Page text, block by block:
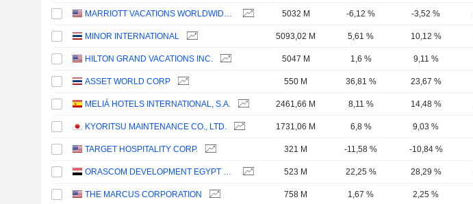
MARRIOTT VACATIONS WORLDWIDE CORPORATION 5032 M -6,12 % -3,52 %
MINOR INTERNATIONAL 5093,02 M 5,61 % 10,12 %
HILTON GRAND VACATIONS INC. 5047 M 1,6 % 9,11 %
ASSET WORLD CORP 550 M 36,81 % 23,67 %
MELIÁ HOTELS INTERNATIONAL, S.A. 2461,66 M 8,11 % 14,48 %
KYORITSU MAINTENANCE CO., LTD. 1731,06 M 6,8 % 9,03 %
TARGET HOSPITALITY CORP. 321 M -11,58 % -10,84 %
ORASCOM DEVELOPMENT EGYPT S.A.E. 523 M 22,25 % 28,29 %
THE MARCUS CORPORATION 758 M 1,67 % 2,25 %